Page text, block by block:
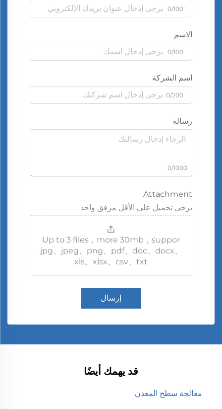
0/100
الاسم
0/100
اسم الشركة
0/200
رسالة
0/1000
Attachment
يرجى تحميل على الأقل مرفق واحد
Up to 3 files，more 30mb，suppor
jpg、jpeg、png、pdf、doc、docx、
xls、xlsx、csv、txt
إرسال
قد يهمك أيضًا
معالجة سطح المعدن